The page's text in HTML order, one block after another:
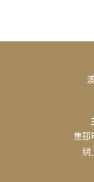
集郵
網